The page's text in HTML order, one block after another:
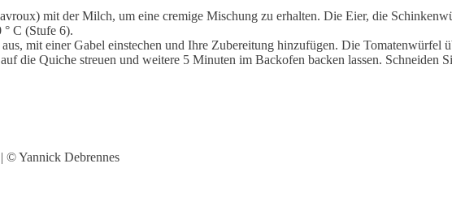
mit der Milch, um eine cremige Mischung zu erhalten. Die Eier, die
C (Stufe 6).
mit einer Gabel einstechen und Ihre Zubereitung hinzufügen. Die Tomatenwürfel
die Quiche streuen und weitere 5 Minuten im Backofen backen lassen. Schneiden
© Yannick Debrennes